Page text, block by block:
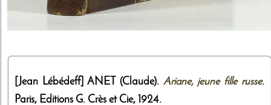
[Jean Lébédeff] ANET (Claude). Ariane, jeune fille russe.
Paris, Editions G. Crès et Cie, 1924.